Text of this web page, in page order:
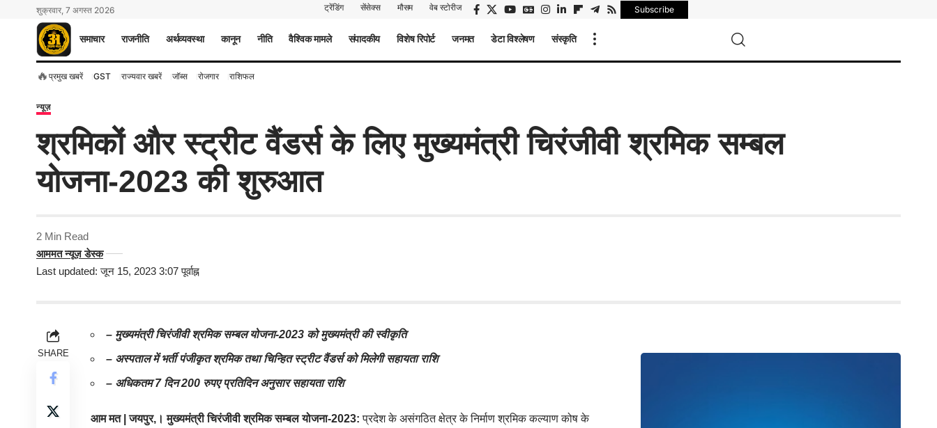
शुक्रवार, 7 अगस्त 2026 ट्रेंडिंग सेंसेक्स मौसम वेब स्टोरीज Subscribe
समाचार राजनीति अर्थव्यवस्था कानून नीति वैश्विक मामले संपादकीय विशेष रिपोर्ट जनमत डेटा विश्लेषण संस्कृति
🔥 प्रमुख खबरें GST राज्यवार खबरें जॉब्स रोजगार राशिफल
न्यूज़
श्रमिकों और स्ट्रीट वैंडर्स के लिए मुख्यमंत्री चिरंजीवी श्रमिक सम्बल
योजना-2023 की शुरुआत
Last updated: जून 15, 2023 3:07 पूर्वाह्न
आममत न्यूज़ डेस्क
2 Min Read
SHARE
– मुख्यमंत्री चिरंजीवी श्रमिक सम्बल योजना-2023 को मुख्यमंत्री की स्वीकृति
– अस्पताल में भर्ती पंजीकृत श्रमिक तथा चिन्हित स्ट्रीट वैंडर्स को मिलेगी सहायता राशि
– अधिकतम 7 दिन 200 रुपए प्रतिदिन अनुसार सहायता राशि
आम मत | जयपुर,। मुख्यमंत्री चिरंजीवी श्रमिक सम्बल योजना-2023: प्रदेश के असंगठित क्षेत्र के निर्माण श्रमिक कल्याण कोष के